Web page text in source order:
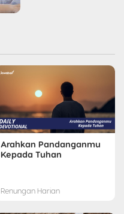
Arahkan Pandanganmu
Kepada Tuhan
Renungan Harian